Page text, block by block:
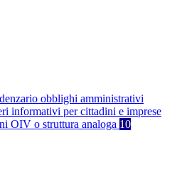
obblighi amministrativi
informativi per cittadini e imprese
OIV o struttura analoga 10